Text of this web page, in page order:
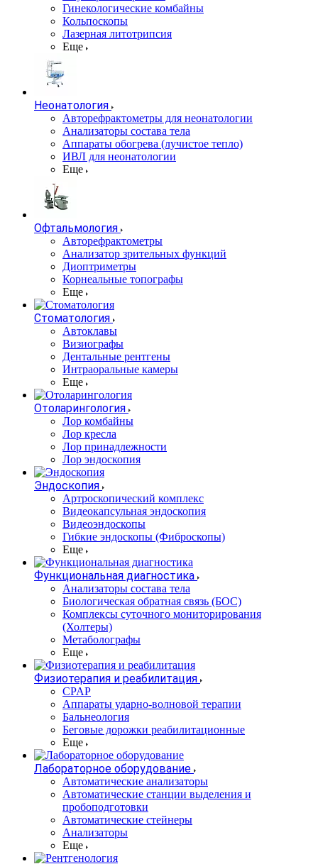
Гинекологические комбайны
Кольпоскопы
Лазерная литотрипсия
Еще
Неонатология
Авторефрактометры для неонатологии
Анализаторы состава тела
Аппараты обогрева (лучистое тепло)
ИВЛ для неонатологии
Еще
Офтальмология
Авторефрактометры
Анализатор зрительных функций
Диоптриметры
Корнеальные топографы
Еще
Стоматология
Автоклавы
Визиографы
Дентальные рентгены
Интраоральные камеры
Еще
Отоларингология
Лор комбайны
Лор кресла
Лор принадлежности
Лор эндоскопия
Эндоскопия
Артроскопический комплекс
Видеокапсульная эндоскопия
Видеоэндоскопы
Гибкие эндоскопы (Фиброcкопы)
Еще
Функциональная диагностика
Анализаторы состава тела
Биологическая обратная связь (БОС)
Комплексы суточного мониторирования
(Холтеры)
Метаболографы
Еще
Физиотерапия и реабилитация
CPAP
Аппараты ударно-волновой терапии
Бальнеология
Беговые дорожки реабилитационные
Еще
Лабораторное оборудование
Автоматические анализаторы
Автоматические станции выделения и
пробоподготовки
Автоматические стейнеры
Анализаторы
Еще